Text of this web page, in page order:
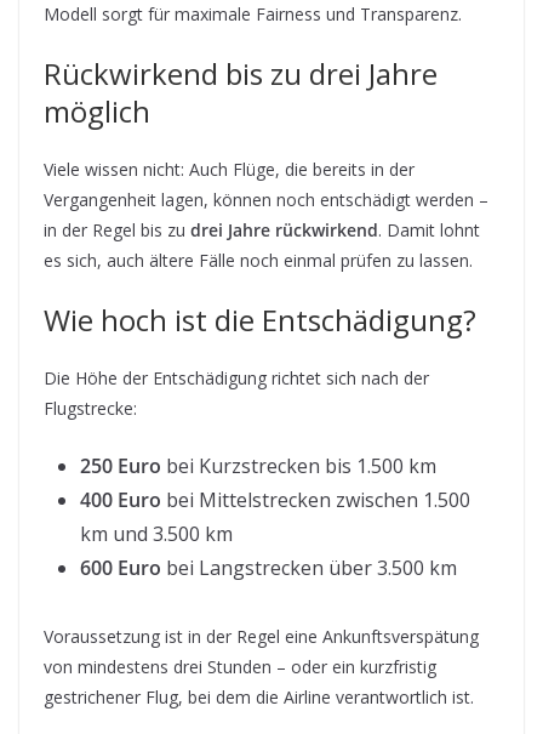
Modell sorgt für maximale Fairness und Transparenz.
Rückwirkend bis zu drei Jahre
möglich
Viele wissen nicht: Auch Flüge, die bereits in der
Vergangenheit lagen, können noch entschädigt werden –
in der Regel bis zu drei Jahre rückwirkend. Damit lohnt
es sich, auch ältere Fälle noch einmal prüfen zu lassen.
Wie hoch ist die Entschädigung?
Die Höhe der Entschädigung richtet sich nach der
Flugstrecke:
250 Euro bei Kurzstrecken bis 1.500 km
400 Euro bei Mittelstrecken zwischen 1.500
km und 3.500 km
600 Euro bei Langstrecken über 3.500 km
Voraussetzung ist in der Regel eine Ankunftsverspätung
von mindestens drei Stunden – oder ein kurzfristig
gestrichener Flug, bei dem die Airline verantwortlich ist.